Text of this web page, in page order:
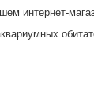
интернет-